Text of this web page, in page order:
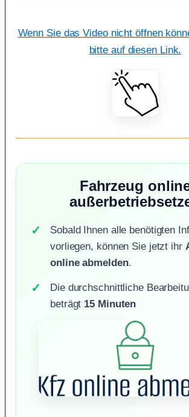
Wenn Sie das Video nicht öffnen
bitte auf diesen Link.
Fahrzeug
Sobald Ihnen alle benötigten
vorliegen, können Sie jetzt ihr
online abmelden.
Die durchschnittliche
beträgt 15 Minuten